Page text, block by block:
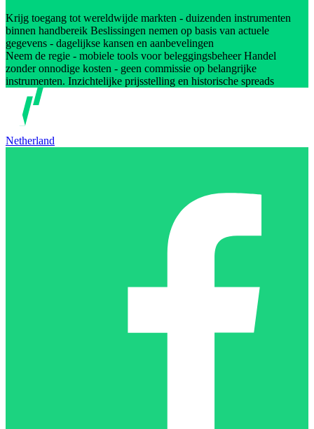
Krijg toegang tot wereldwijde markten - duizenden instrumenten
binnen handbereik Beslissingen nemen op basis van actuele
gegevens - dagelijkse kansen en aanbevelingen
Neem de regie - mobiele tools voor beleggingsbeheer Handel
zonder onnodige kosten - geen commissie op belangrijke
instrumenten. Inzichtelijke prijsstelling en historische spreads
Netherland